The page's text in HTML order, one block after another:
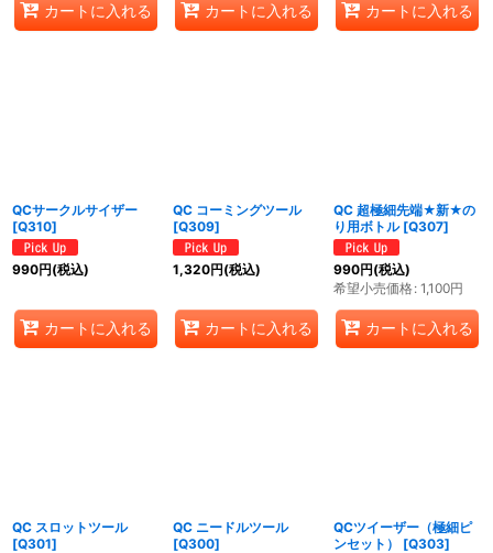
カートに入れる カートに入れる カートに入れる
QCサークルサイザー
[Q310]
990円(税込)
カートに入れる
QC コーミングツール
[Q309]
1,320円(税込)
カートに入れる
QC 超極細先端★新★の
り用ボトル [Q307]
990円(税込)
希望小売価格: 1,100円
カートに入れる
QC スロットツール
[Q301]
QC ニードルツール
[Q300]
QCツイーザー（極細ピ
ンセット）
[Q303]